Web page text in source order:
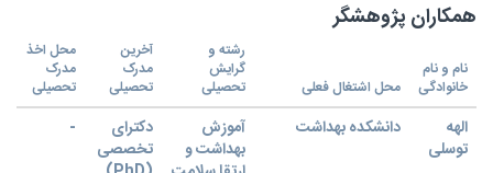
همکاران پژوهشگر
نام و نام
خانوادگی
محل اشتغال فعلی
رشته و
گرایش
تحصیلی
آخرین
مدرک
تحصیلی
محل اخذ
مدرک
تحصیلی
الهه
توسلی
دانشکده بهداشت
آموزش
بهداشت و
دکترای
تخصصی
-